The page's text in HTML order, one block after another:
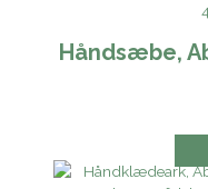
Håndsæbe,